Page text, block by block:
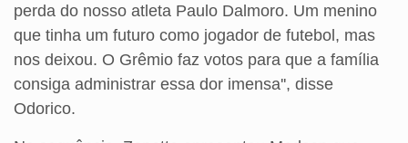
perda do nosso atleta Paulo Dalmoro. Um menino
que tinha um futuro como jogador de futebol, mas
nos deixou. O Grêmio faz votos para que a família
consiga administrar essa dor imensa'', disse
Odorico.